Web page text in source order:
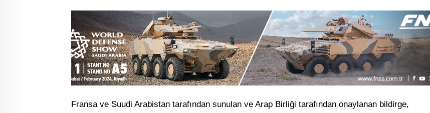
Fransa ve Suudi Arabistan tarafından sunulan ve Arap Birliği tarafından onaylanan bildirge,